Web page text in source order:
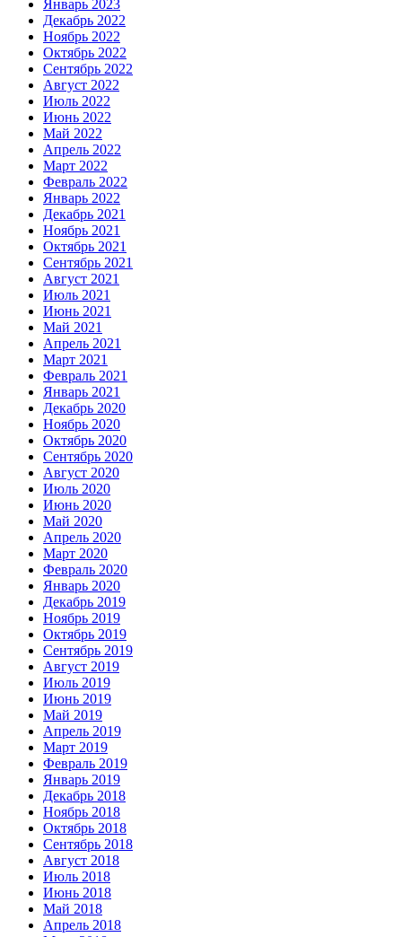
Январь 2023
Декабрь 2022
Ноябрь 2022
Октябрь 2022
Сентябрь 2022
Август 2022
Июль 2022
Июнь 2022
Май 2022
Апрель 2022
Март 2022
Февраль 2022
Январь 2022
Декабрь 2021
Ноябрь 2021
Октябрь 2021
Сентябрь 2021
Август 2021
Июль 2021
Июнь 2021
Май 2021
Апрель 2021
Март 2021
Февраль 2021
Январь 2021
Декабрь 2020
Ноябрь 2020
Октябрь 2020
Сентябрь 2020
Август 2020
Июль 2020
Июнь 2020
Май 2020
Апрель 2020
Март 2020
Февраль 2020
Январь 2020
Декабрь 2019
Ноябрь 2019
Октябрь 2019
Сентябрь 2019
Август 2019
Июль 2019
Июнь 2019
Май 2019
Апрель 2019
Март 2019
Февраль 2019
Январь 2019
Декабрь 2018
Ноябрь 2018
Октябрь 2018
Сентябрь 2018
Август 2018
Июль 2018
Июнь 2018
Май 2018
Апрель 2018